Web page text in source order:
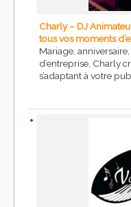
Charly – DJ
tous vos moments
Mariage,
d’entreprise, Charly
s’adaptant à votre